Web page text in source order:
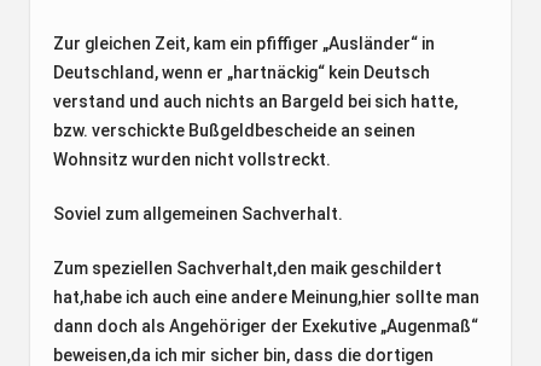
Zur gleichen Zeit, kam ein pfiffiger „Ausländer“ in
Deutschland, wenn er „hartnäckig“ kein Deutsch
verstand und auch nichts an Bargeld bei sich hatte,
bzw. verschickte Bußgeldbescheide an seinen
Wohnsitz wurden nicht vollstreckt.
Soviel zum allgemeinen Sachverhalt.
Zum speziellen Sachverhalt,den maik geschildert
hat,habe ich auch eine andere Meinung,hier sollte man
dann doch als Angehöriger der Exekutive „Augenmaß“
beweisen,da ich mir sicher bin, dass die dortigen